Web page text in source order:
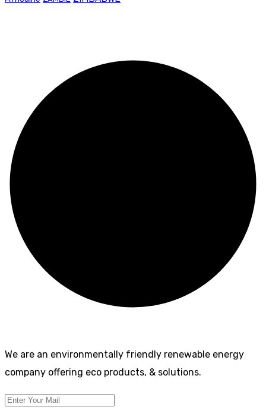
We are an environmentally friendly renewable energy
company offering eco products, & solutions.